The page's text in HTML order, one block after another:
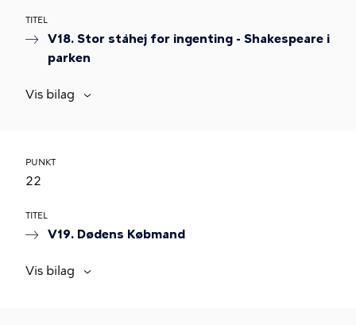
TITEL
V18. Stor ståhej for ingenting - Shakespeare i
parken
Vis bilag
PUNKT
22
TITEL
V19. Dødens Købmand
Vis bilag